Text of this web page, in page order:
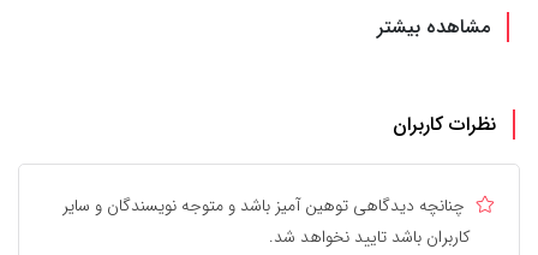
مشاهده بیشتر
نظرات کاربران
چنانچه دیدگاهی توهین آمیز باشد و متوجه نویسندگان و سایر
کاربران باشد تایید نخواهد شد.